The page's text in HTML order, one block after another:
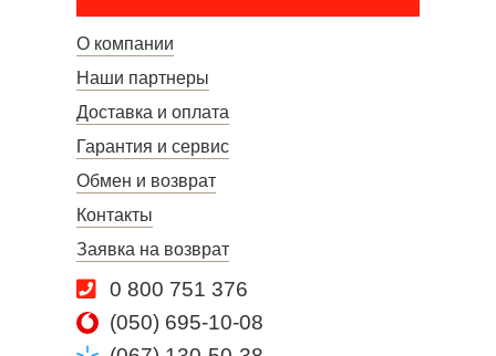
О компании
Наши партнеры
Доставка и оплата
Гарантия и сервис
Обмен и возврат
Контакты
Заявка на возврат
0 800 751 376
(050) 695-10-08